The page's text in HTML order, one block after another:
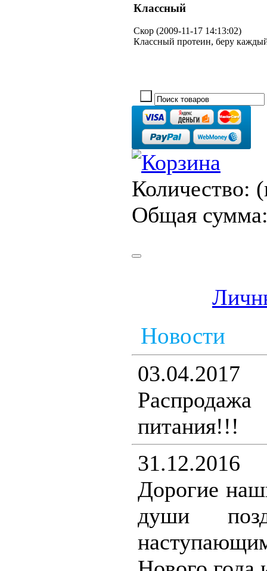
Классный
Скор (2009-11-17 14:13:02)
Классный протеин, беру
Количество:
Общая
Новости
03.04.2017
питания!!!
31.12.2016
Дорогие
души